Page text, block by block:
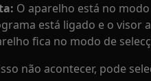
O aparelho está no
está ligado e o visor
fica no modo de
não acontecer, pode